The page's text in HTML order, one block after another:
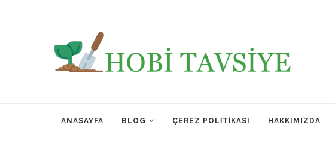
ANASAYFA BLOG ÇEREZ POLITIKASI HAKKIMIZDA